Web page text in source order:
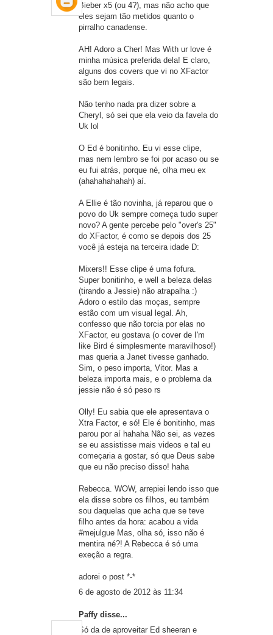
Bieber x5 (ou 4?), mas não acho que
eles sejam tão metidos quanto o
pirralho canadense.
AH! Adoro a Cher! Mas With ur love é
minha música preferida dela! E claro,
alguns dos covers que vi no XFactor
são bem legais.
Não tenho nada pra dizer sobre a
Cheryl, só sei que ela veio da favela do
Uk lol
O Ed é bonitinho. Eu vi esse clipe,
mas nem lembro se foi por acaso ou se
eu fui atrás, porque né, olha meu ex
(ahahahahahah) aí.
A Ellie é tão novinha, já reparou que o
povo do Uk sempre começa tudo super
novo? A gente percebe pelo "over's 25"
do XFactor, é como se depois dos 25
você já esteja na terceira idade D:
Mixers!! Esse clipe é uma fofura.
Super bonitinho, e well a beleza delas
(tirando a Jessie) não atrapalha :)
Adoro o estilo das moças, sempre
estão com um visual legal. Ah,
confesso que não torcia por elas no
XFactor, eu gostava (o cover de I'm
like Bird é simplesmente maravilhoso!)
mas queria a Janet tivesse ganhado.
Sim, o peso importa, Vitor. Mas a
beleza importa mais, e o problema da
jessie não é só peso rs
Olly! Eu sabia que ele apresentava o
Xtra Factor, e só! Ele é bonitinho, mas
parou por aí hahaha Não sei, as vezes
se eu assistisse mais videos e tal eu
começaria a gostar, só que Deus sabe
que eu não preciso disso! haha
Rebecca. WOW, arrepiei lendo isso que
ela disse sobre os filhos, eu também
sou daquelas que acha que se teve
filho antes da hora: acabou a vida
#mejulgue Mas, olha só, isso não é
mentira né?! A Rebecca é só uma
exeção a regra.
adorei o post *-*
6 de agosto de 2012 às 11:34
Paffy disse...
Só da de aproveitar Ed sheeran e